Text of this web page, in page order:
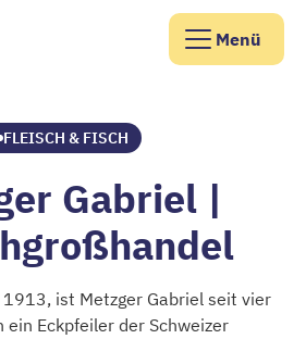
Menü
FLEISCH & FISCH
Gabriel |
ist Metzger Gabriel seit vier
ein Eckpfeiler der Schweizer